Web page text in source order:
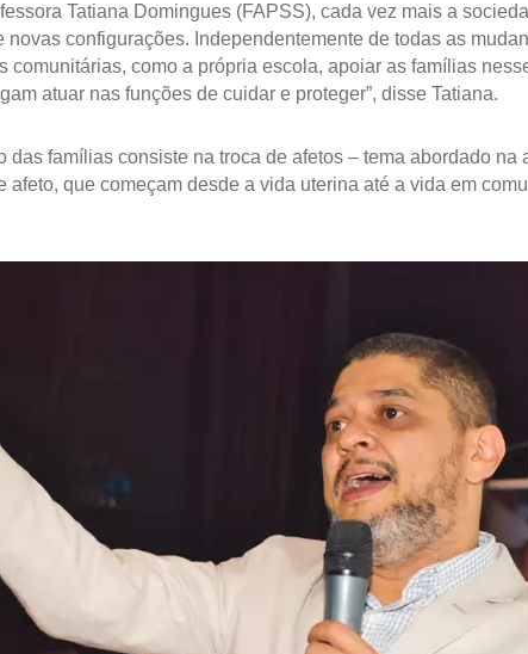
Tatiana Domingues (FAPSS), cada vez mais a
novas configurações. Independentemente de todas as
comunitárias, como a própria escola, apoiar as famílias
atuar nas funções de cuidar e proteger”, disse Tatiana.
das famílias consiste na troca de afetos – tema abordado
afeto, que começam desde a vida uterina até a vida em